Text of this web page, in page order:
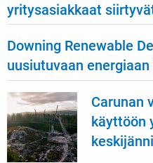
yritysasiakkaat
Downing Renewable
uusiutuvaan energiaan
Carunan
käyttöön